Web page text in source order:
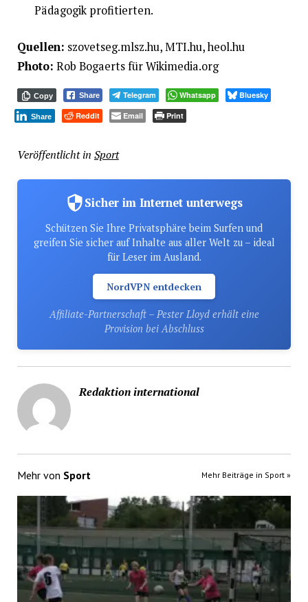
Pädagogik profitierten.
Quellen: szovetseg.mlsz.hu, MTI.hu, heol.hu
Photo: Rob Bogaerts für Wikimedia.org
Copy Share Telegram Whatsapp Bluesky
Share Reddit Email Print
Veröffentlicht in Sport
Sicher im Internet unterwegs
Schützen Sie Ihre Privatsphäre beim Surfen und
greifen Sie sicher auf Inhalte aus aller Welt zu – ideal
für Leser im Ausland.
NordVPN entdecken
Affiliate-Partnerschaft – Pester Lloyd erhält eine
Provision bei Abschluss
Redaktion international
Mehr von Sport Mehr Beiträge in Sport »